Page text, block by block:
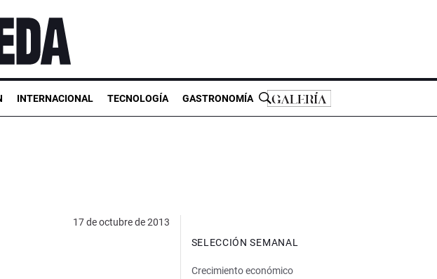
INTERNACIONAL TECNOLOGÍA GASTRONOMÍA
17 de octubre de 2013
SELECCIÓN SEMANAL
Crecimiento económico